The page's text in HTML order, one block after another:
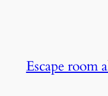
Escape room